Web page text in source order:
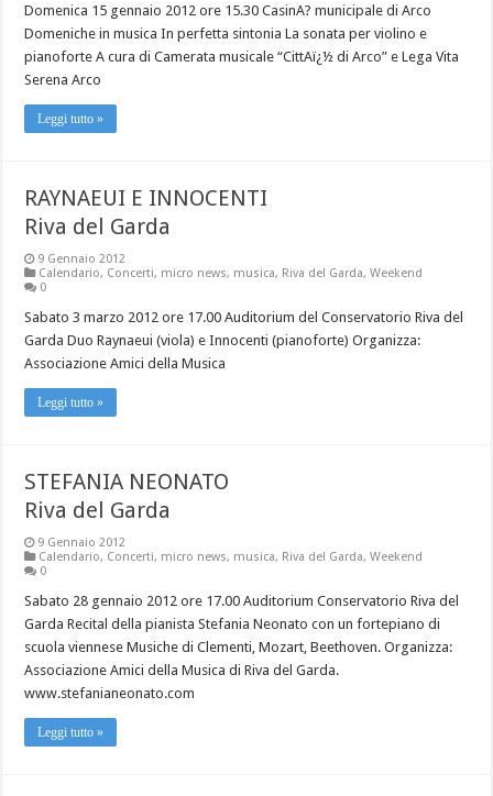
Domenica 15 gennaio 2012 ore 15.30 CasinA? municipale di Arco
Domeniche in musica In perfetta sintonia La sonata per violino e
pianoforte A cura di Camerata musicale “CittAï¿½ di Arco” e Lega Vita
Serena Arco
Leggi tutto »
RAYNAEUI E INNOCENTI
Riva del Garda
9 Gennaio 2012
Calendario, Concerti, micro news, musica, Riva del Garda,Weekend
0
Sabato 3 marzo 2012 ore 17.00 Auditorium del Conservatorio Riva del
Garda Duo Raynaeui (viola) e Innocenti (pianoforte) Organizza:
Associazione Amici della Musica
Leggi tutto »
STEFANIA NEONATO
Riva del Garda
9 Gennaio 2012
Calendario, Concerti, micro news, musica, Riva del Garda,Weekend
0
Sabato 28 gennaio 2012 ore 17.00 Auditorium Conservatorio Riva del
Garda Recital della pianista Stefania Neonato con un fortepiano di
scuola viennese Musiche di Clementi, Mozart, Beethoven. Organizza:
Associazione Amici della Musica di Riva del Garda.
www.stefanianeonato.com
Leggi tutto »